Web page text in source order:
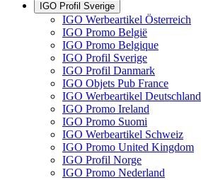
IGO Profil Sverige
IGO Werbeartikel Österreich
IGO Promo België
IGO Promo Belgique
IGO Profil Sverige
IGO Profil Danmark
IGO Objets Pub France
IGO Werbeartikel Deutschland
IGO Promo Ireland
IGO Promo Suomi
IGO Werbeartikel Schweiz
IGO Promo United Kingdom
IGO Profil Norge
IGO Promo Nederland